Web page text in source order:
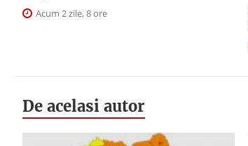
Acum 2 zile, 8 ore
De acelasi autor